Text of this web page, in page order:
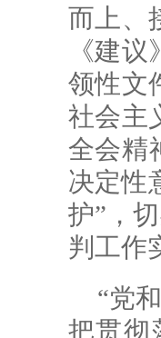
而上、
《建
领性文
社会主
全会精
决定性
护”，
判工作
“党
把贯彻